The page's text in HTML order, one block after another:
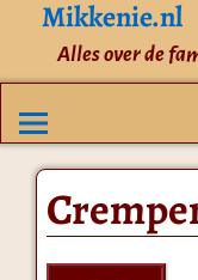
Mikkenie.nl
Alles over de